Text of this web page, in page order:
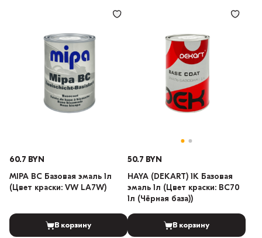
60.7 BYN
MIPA BC Базовая эмаль 1л
(Цвет краски: VW LA7W)
В корзину
50.7 BYN
HAYA (DEKART) 1К Базовая
эмаль 1л (Цвет краски: BC70
1л (Чёрная база))
В корзину